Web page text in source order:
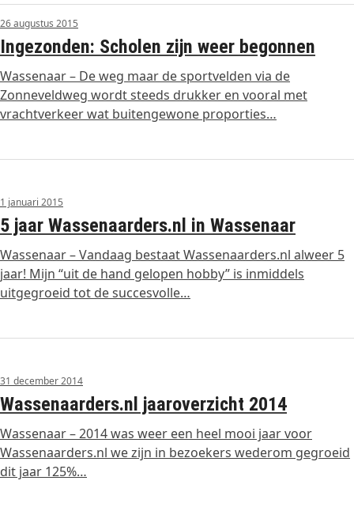
26 augustus 2015
Ingezonden: Scholen zijn weer begonnen
Wassenaar – De weg maar de sportvelden via de
Zonneveldweg wordt steeds drukker en vooral met
vrachtverkeer wat buitengewone proporties…
1 januari 2015
5 jaar Wassenaarders.nl in Wassenaar
Wassenaar – Vandaag bestaat Wassenaarders.nl alweer 5
jaar! Mijn “uit de hand gelopen hobby” is inmiddels
uitgegroeid tot de succesvolle…
31 december 2014
Wassenaarders.nl jaaroverzicht 2014
Wassenaar – 2014 was weer een heel mooi jaar voor
Wassenaarders.nl we zijn in bezoekers wederom gegroeid
dit jaar 125%…